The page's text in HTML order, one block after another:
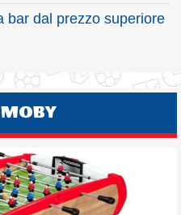
bar dal prezzo superiore